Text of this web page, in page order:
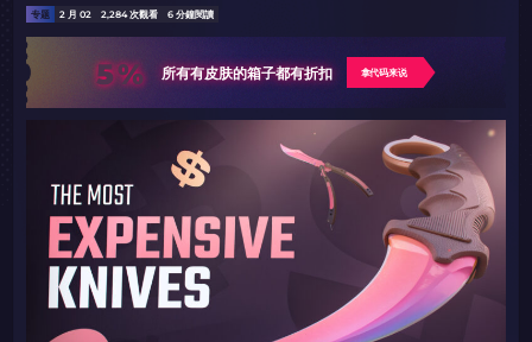
专题 2 月 02 2,284 次觀看 6 分鐘閱讀
5% 所有有皮肤的箱子都有折扣 拿代码来说